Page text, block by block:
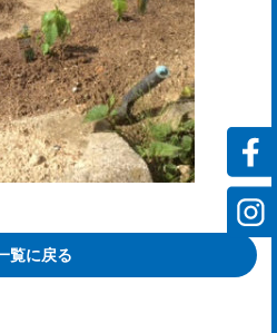
覧に戻る